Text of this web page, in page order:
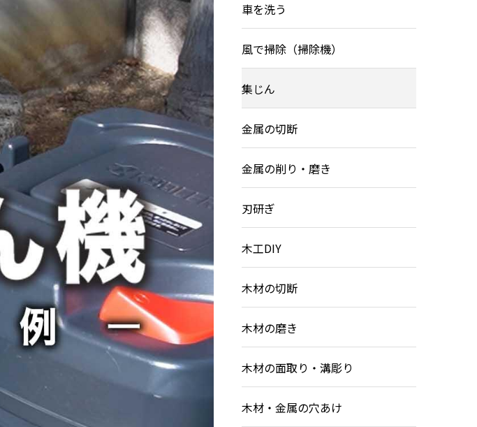
車を洗う
風で掃除（掃除機）
集じん
金属の切断
金属の削り・磨き
刃研ぎ
木工DIY
木材の切断
木材の磨き
木材の面取り・溝彫り
木材・金属の穴あけ